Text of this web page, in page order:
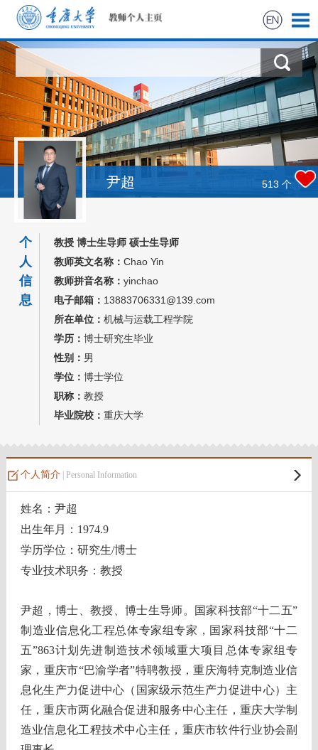
首页
科学研究
教学研究
获奖信息
社会实践
招生信息
学生信息
我的相册
教师博客
尹超 513 个
个
人
信
息
教授 博士生导师 硕士生导师
教师英文名称： Chao Yin
教师拼音名称： yinchao
电子邮箱： 13883706331@139.com
所在单位： 机械与运载工程学院
学历： 博士研究生毕业
性别： 男
学位： 博士学位
职称： 教授
毕业院校： 重庆大学
个人简介| Personal Information
姓名：尹超
出生年月：1974.9
学历学位：研究生/博士
专业技术职务：教授
尹超，博士、教授、博士生导师。国家科技部“十二五”
制造业信息化工程总体专家组专家，国家科技部“十二
五”863计划先进制造技术领域重大项目总体专家组专
家，重庆市“巴渝学者”特聘教授，重庆海特克制造业信
息化生产力促进中心（国家级示范生产力促进中心）主
任，重庆市两化融合促进和服务中心主任，重庆大学制
造业信息化工程技术中心主任，重庆市软件行业协会副